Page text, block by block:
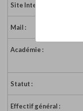
Site Internet :
Mail :
Académie :
Statut :
Effectif général :